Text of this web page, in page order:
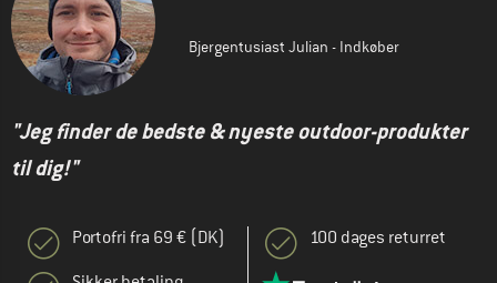
Bjergentusiast Julian - Indkøber
"Jeg finder de bedste & nyeste outdoor-produkter
til dig!"
Portofri fra 69 € (DK)
100 dages returret